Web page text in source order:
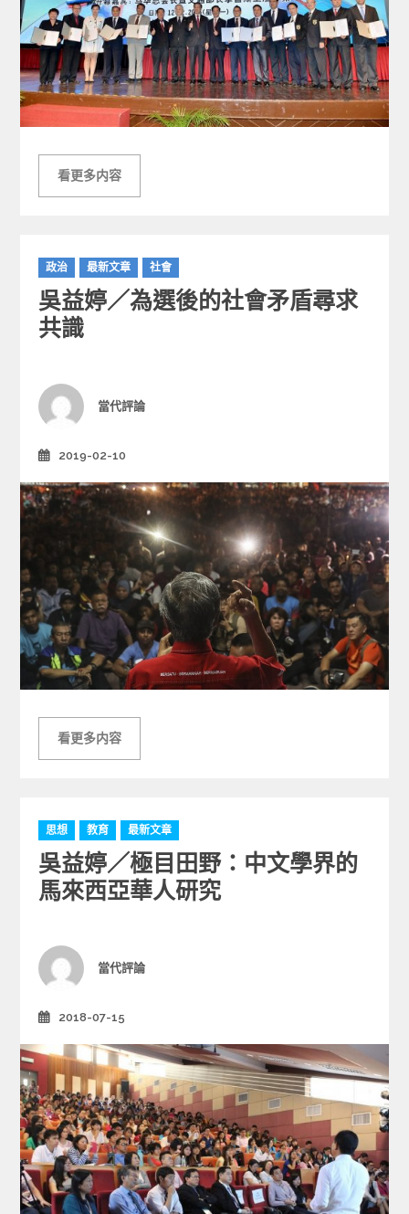
看更多内容
C
a
t
e
g
i
e
政治 最新文章 社會
吳益婷／為選後的社會矛盾尋求
共識
Author
當代評論
2019-02-10
看更多内容
C
a
t
e
g
i
e
思想 教育 最新文章
吳益婷／極目田野：中文學界的
馬來西亞華人研究
Author
當代評論
2018-07-15